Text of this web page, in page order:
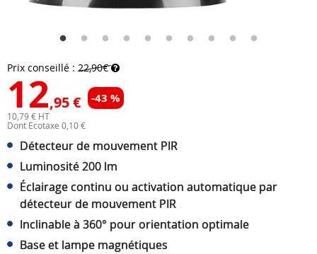
Prix conseillé : 22,90€
12,95 € -43 %
10,79 € HT
Dont Ecotaxe 0,10 €
Détecteur de mouvement PIR
Luminosité 200 lm
Éclairage continu ou activation automatique par
détecteur de mouvement PIR
Inclinable à 360° pour orientation optimale
Base et lampe magnétiques